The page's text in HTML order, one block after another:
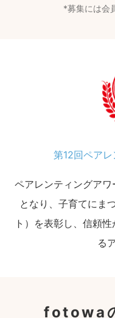
募集には会
第12回ペア
ペアレンティングア
となり、子育てにま
ト）を表彰し、信頼
る
fotowa